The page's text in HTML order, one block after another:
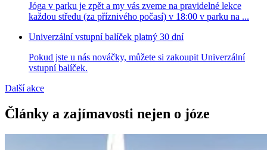
Jóga v parku je zpět a my vás zveme na pravidelné lekce
každou středu (za příznivého počasí) v 18:00 v parku na ...
Univerzální vstupní balíček platný 30 dní
Pokud jste u nás nováčky, můžete si zakoupit Univerzální
vstupní balíček.
Další akce
Články a zajímavosti nejen o józe